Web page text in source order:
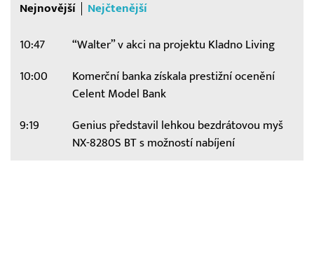
Nejnovější Nejčtenější
10:47 “Walter” v akci na projektu Kladno Living
10:00
Komerční banka získala prestižní ocenění
Celent Model Bank
9:19
Genius představil lehkou bezdrátovou myš
NX-8280S BT s možností nabíjení